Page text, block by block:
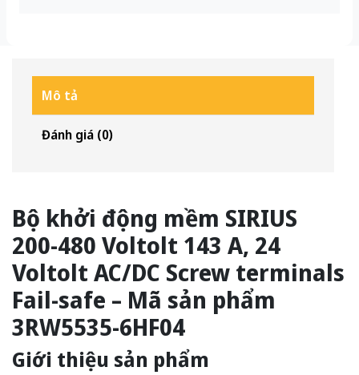
Mô tả
Đánh giá (0)
Bộ khởi động mềm SIRIUS
200-480 Voltolt 143 A, 24
Voltolt AC/DC Screw terminals
Fail-safe – Mã sản phẩm
3RW5535-6HF04
Giới thiệu sản phẩm